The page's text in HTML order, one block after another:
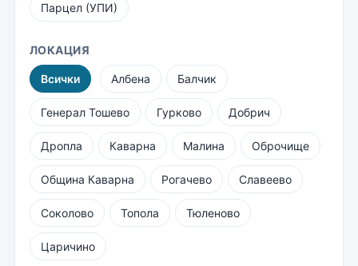
Парцел (УПИ)
ЛОКАЦИЯ
Всички Албена Балчик
Генерал Тошево Гурково Добрич
Дропла Каварна Малина Оброчище
Община Каварна Рогачево Славеево
Соколово Топола Тюленово
Царичино